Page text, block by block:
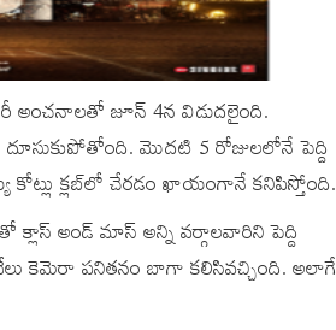
అంచనాలతో జూన్‌ 4న విడుదలైంది.
మొదటి 5 రోజులలోనే పెద్ది
కోట్లు క్లబ్‌లో చేరడం ఖాయంగానే కనిపిస్తోంది.
క్లాస్ అండ్ మాస్ అన్ని వర్గాలవారిని పెద్ది
కెమెరా పనితనం బాగా కలిసివచ్చింది. అలాగే